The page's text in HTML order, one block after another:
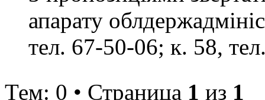
апарату
тел. 67-50-06; к. 58,
Тем: 0 • Страница 1 из 1